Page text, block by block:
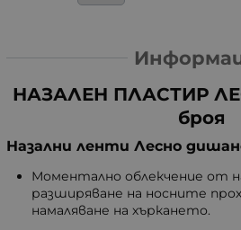
НАЗАЛЕН ПЛАСТИР
броя
Назални ленти Лесно
Моментално облекчение от
разширяване на носните
намаляване на хъркането.